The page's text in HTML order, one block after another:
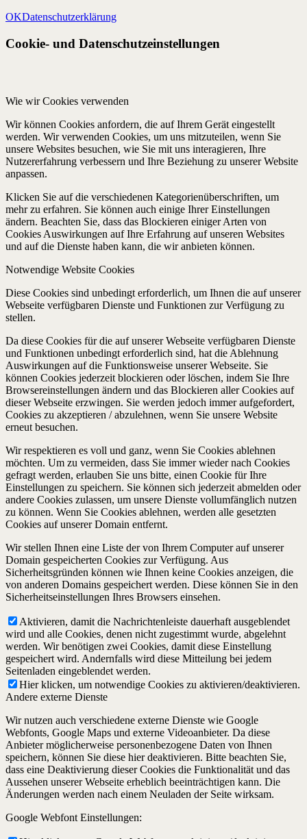
OKDatenschutzerklärung
Cookie- und Datenschutzeinstellungen
Wie wir Cookies verwenden
Wir können Cookies anfordern, die auf Ihrem Gerät eingestellt
werden. Wir verwenden Cookies, um uns mitzuteilen, wenn Sie
unsere Websites besuchen, wie Sie mit uns interagieren, Ihre
Nutzererfahrung verbessern und Ihre Beziehung zu unserer Website
anpassen.
Klicken Sie auf die verschiedenen Kategorienüberschriften, um
mehr zu erfahren. Sie können auch einige Ihrer Einstellungen
ändern. Beachten Sie, dass das Blockieren einiger Arten von
Cookies Auswirkungen auf Ihre Erfahrung auf unseren Websites
und auf die Dienste haben kann, die wir anbieten können.
Notwendige Website Cookies
Diese Cookies sind unbedingt erforderlich, um Ihnen die auf unserer
Webseite verfügbaren Dienste und Funktionen zur Verfügung zu
stellen.
Da diese Cookies für die auf unserer Webseite verfügbaren Dienste
und Funktionen unbedingt erforderlich sind, hat die Ablehnung
Auswirkungen auf die Funktionsweise unserer Webseite. Sie
können Cookies jederzeit blockieren oder löschen, indem Sie Ihre
Browsereinstellungen ändern und das Blockieren aller Cookies auf
dieser Webseite erzwingen. Sie werden jedoch immer aufgefordert,
Cookies zu akzeptieren / abzulehnen, wenn Sie unsere Website
erneut besuchen.
Wir respektieren es voll und ganz, wenn Sie Cookies ablehnen
möchten. Um zu vermeiden, dass Sie immer wieder nach Cookies
gefragt werden, erlauben Sie uns bitte, einen Cookie für Ihre
Einstellungen zu speichern. Sie können sich jederzeit abmelden oder
andere Cookies zulassen, um unsere Dienste vollumfänglich nutzen
zu können. Wenn Sie Cookies ablehnen, werden alle gesetzten
Cookies auf unserer Domain entfernt.
Wir stellen Ihnen eine Liste der von Ihrem Computer auf unserer
Domain gespeicherten Cookies zur Verfügung. Aus
Sicherheitsgründen können wie Ihnen keine Cookies anzeigen, die
von anderen Domains gespeichert werden. Diese können Sie in den
Sicherheitseinstellungen Ihres Browsers einsehen.
Aktivieren, damit die Nachrichtenleiste dauerhaft ausgeblendet
wird und alle Cookies, denen nicht zugestimmt wurde, abgelehnt
werden. Wir benötigen zwei Cookies, damit diese Einstellung
gespeichert wird. Andernfalls wird diese Mitteilung bei jedem
Seitenladen eingeblendet werden.
Hier klicken, um notwendige Cookies zu aktivieren/deaktivieren.
Andere externe Dienste
Wir nutzen auch verschiedene externe Dienste wie Google
Webfonts, Google Maps und externe Videoanbieter. Da diese
Anbieter möglicherweise personenbezogene Daten von Ihnen
speichern, können Sie diese hier deaktivieren. Bitte beachten Sie,
dass eine Deaktivierung dieser Cookies die Funktionalität und das
Aussehen unserer Webseite erheblich beeinträchtigen kann. Die
Änderungen werden nach einem Neuladen der Seite wirksam.
Google Webfont Einstellungen: